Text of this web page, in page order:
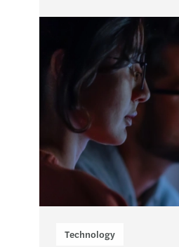
Technology